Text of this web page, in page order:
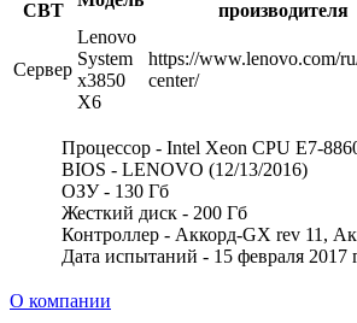
СВТ
производителя
Сервер
Lenovo
System
x3850
X6
https://www.lenovo.com/
center/
Процессор - Intel Xeon CPU E7-
BIOS - LENOVO (12/13/2016)
ОЗУ - 130 Гб
Жесткий диск - 200 Гб
Контроллер - Аккорд-GX rev 11,
Дата испытаний - 15 февраля 2017
О компании